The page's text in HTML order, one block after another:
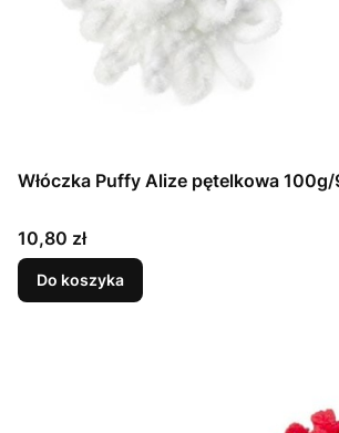
Włóczka Puffy Alize pętelkowa 100g/
Cena
10,80 zł
Do koszyka